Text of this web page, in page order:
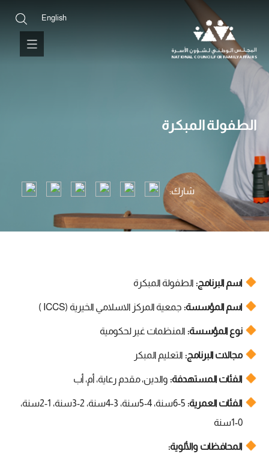
English
الطفولة المبكرة
شارك:
اسم البرنامج: الطفولة المبكرة
اسم المؤسسة: جمعية المركز الاسلامي الخيرية (ICCS )
نوع المؤسسة: المنظمات غير لحكومية
مجالات البرنامج: التعليم المبكر
الفئات المستهدفة: والدين، مقدم رعاية، أم، أب
الفئات العمرية:
5-6سنة، 4-5سنة، 3-4سنة، 2-3سنة، 1-2سنة،
0-1سنة
المحافظات والألوية: